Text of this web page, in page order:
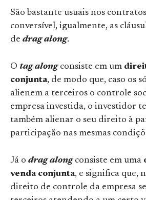
São bastante usuais nos
conversível, igualmente, as
de drag along.
O tag along consiste em um
conjunta, de modo que, caso os
alienem a terceiros o controle
empresa investida, o investidor
também alienar o seu direito à
participação nas mesmas
Já o drag alongconsiste em uma
venda conjunta, e significa que,
direito de controle da empresa